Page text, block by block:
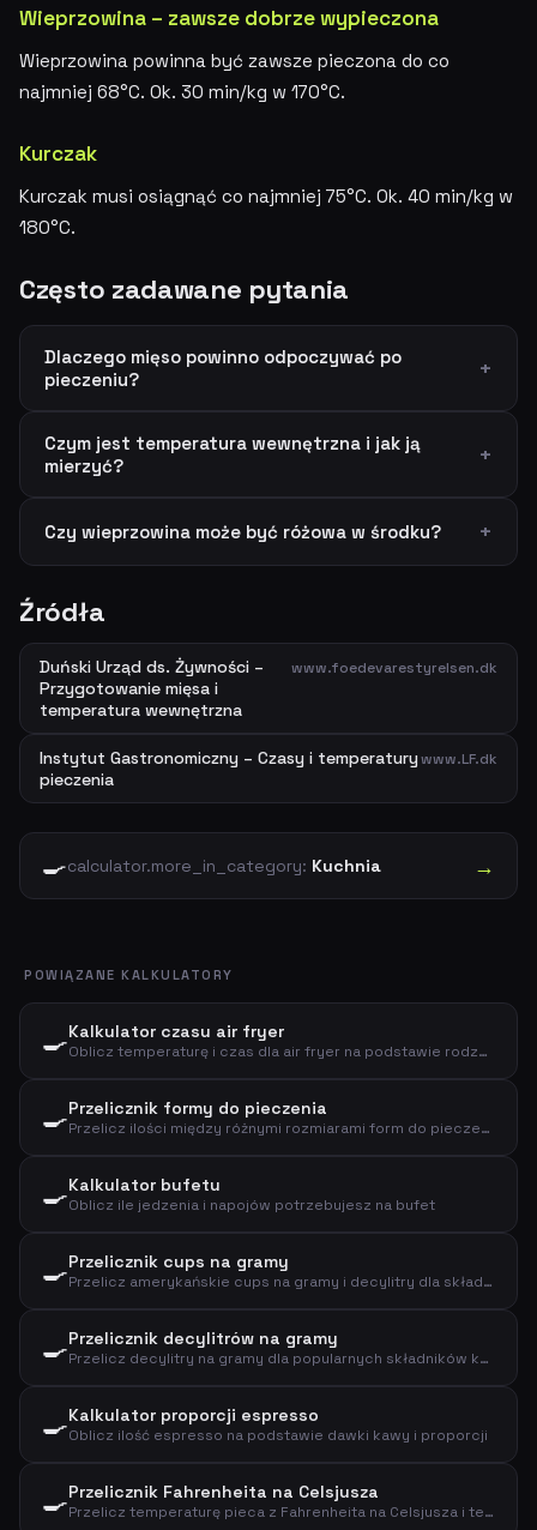
Wieprzowina – zawsze dobrze wypieczona
Wieprzowina powinna być zawsze pieczona do co
najmniej 68°C. Ok. 30 min/kg w 170°C.
Kurczak
Kurczak musi osiągnąć co najmniej 75°C. Ok. 40 min/kg w
180°C.
Często zadawane pytania
Dlaczego mięso powinno odpoczywać po
pieczeniu?
Czym jest temperatura wewnętrzna i jak ją
mierzyć?
Czy wieprzowina może być różowa w środku?
Źródła
Duński Urząd ds. Żywności –
Przygotowanie mięsa i
temperatura wewnętrzna
www.foedevarestyrelsen.dk
Instytut Gastronomiczny – Czasy i temperatury
pieczenia
www.LF.dk
🍳calculator.more_in_category: Kuchnia →
POWIĄZANE KALKULATORY
🍳Kalkulator czasu air fryer
Oblicz temperaturę i czas dla air fryer na podstawie rodzaju i ilości jedzenia
🍳Przelicznik formy do pieczenia
Przelicz ilości między różnymi rozmiarami form do pieczenia na podstawie średnicy
🍳Kalkulator bufetu
Oblicz ile jedzenia i napojów potrzebujesz na bufet
🍳Przelicznik cups na gramy
Przelicz amerykańskie cups na gramy i decylitry dla składników kuchennych
🍳Przelicznik decylitrów na gramy
Przelicz decylitry na gramy dla popularnych składników kuchennych
🍳Kalkulator proporcji espresso
Oblicz ilość espresso na podstawie dawki kawy i proporcji
🍳Przelicznik Fahrenheita na Celsjusza
Przelicz temperaturę pieca z Fahrenheita na Celsjusza i termoobieg